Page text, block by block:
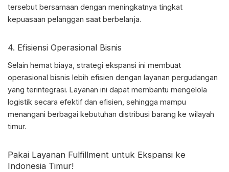
tersebut bersamaan dengan meningkatnya tingkat
kepuasaan pelanggan saat berbelanja.
4. Efisiensi Operasional Bisnis
Selain hemat biaya, strategi ekspansi ini membuat
operasional bisnis lebih efisien dengan layanan pergudangan
yang terintegrasi. Layanan ini dapat membantu mengelola
logistik secara efektif dan efisien, sehingga mampu
menangani berbagai kebutuhan distribusi barang ke wilayah
timur.
Pakai Layanan Fulfillment untuk Ekspansi ke
Indonesia Timur!